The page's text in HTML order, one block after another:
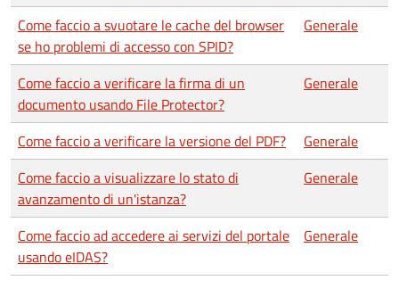
Come faccio a svuotare le cache del browser
se ho problemi di accesso con SPID?
Generale
Come faccio a verificare la firma di un
documento usando File Protector?
Generale
Come faccio a verificare la versione del PDF?
Generale
Come faccio a visualizzare lo stato di
avanzamento di un'istanza?
Generale
Come faccio ad accedere ai servizi del portale
usando eIDAS?
Generale